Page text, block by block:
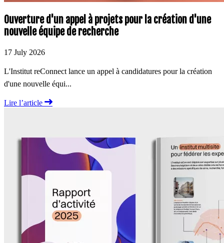
Ouverture d'un appel à projets pour la création d'une
nouvelle équipe de recherche
17 July 2026
L'Institut reConnect lance un appel à candidatures pour la création
d'une nouvelle équi...
Lire l’article